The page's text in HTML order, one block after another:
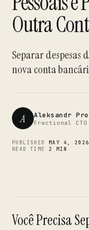
Outra
Separar despesas
nova conta
A Aleksandr
Fractional
PUBLISHED MAY 4, 2026
READ TIME 2 MIN
Você Precisa